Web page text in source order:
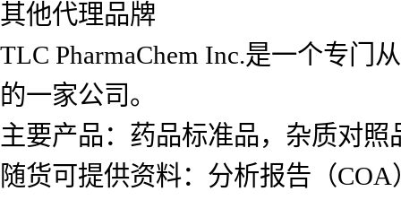
其他代理品牌
TLC PharmaChem Inc.是一个专
的一家公司。
主要产品：药品标准品，杂质对
随货可提供资料：分析报告（